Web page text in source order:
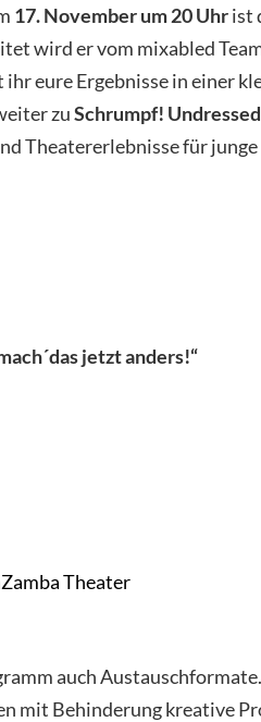
17. November um 20 Uhrist
wird er vom mixabled
eure Ergebnisse in einer
zuSchrumpf!
Theatererlebnisse für
jetzt anders!“
Theater
auch
mit Behinderung kreative